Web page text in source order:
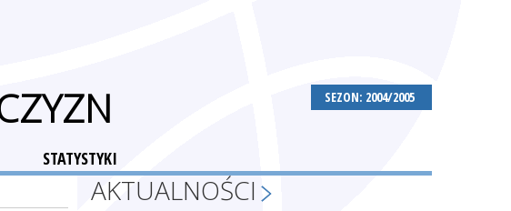
SEZON: 2004/2005
STATYSTYKI
AKTUALNOŚCI